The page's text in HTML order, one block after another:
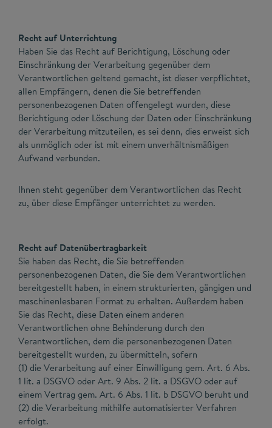
Recht auf Unterrichtung
Haben Sie das Recht auf Berichtigung, Löschung oder
Einschränkung der Verarbeitung gegenüber dem
Verantwortlichen geltend gemacht, ist dieser verpflichtet,
allen Empfängern, denen die Sie betreffenden
personenbezogenen Daten offengelegt wurden, diese
Berichtigung oder Löschung der Daten oder Einschränkung
der Verarbeitung mitzuteilen, es sei denn, dies erweist sich
als unmöglich oder ist mit einem unverhältnismäßigen
Aufwand verbunden.
Ihnen steht gegenüber dem Verantwortlichen das Recht
zu, über diese Empfänger unterrichtet zu werden.
Recht auf Datenübertragbarkeit
Sie haben das Recht, die Sie betreffenden
personenbezogenen Daten, die Sie dem Verantwortlichen
bereitgestellt haben, in einem strukturierten, gängigen und
maschinenlesbaren Format zu erhalten. Außerdem haben
Sie das Recht, diese Daten einem anderen
Verantwortlichen ohne Behinderung durch den
Verantwortlichen, dem die personenbezogenen Daten
bereitgestellt wurden, zu übermitteln, sofern
(1) die Verarbeitung auf einer Einwilligung gem. Art. 6 Abs.
1 lit. a DSGVO oder Art. 9 Abs. 2 lit. a DSGVO oder auf
einem Vertrag gem. Art. 6 Abs. 1 lit. b DSGVO beruht und
(2) die Verarbeitung mithilfe automatisierter Verfahren
erfolgt.